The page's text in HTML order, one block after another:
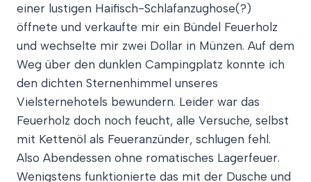
einer lustigen Haifisch-Schlafanzughose(?)
öffnete und verkaufte mir ein Bündel Feuerholz
und wechselte mir zwei Dollar in Münzen. Auf dem
Weg über den dunklen Campingplatz konnte ich
den dichten Sternenhimmel unseres
Vielsternehotels bewundern. Leider war das
Feuerholz doch noch feucht, alle Versuche, selbst
mit Kettenöl als Feueranzünder, schlugen fehl.
Also Abendessen ohne romatisches Lagerfeuer.
Wenigstens funktionierte das mit der Dusche und